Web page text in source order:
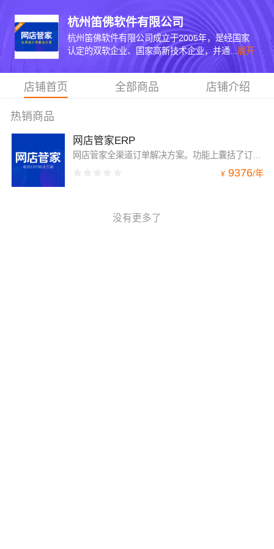
杭州笛佛软件有限公司
杭州笛佛软件有限公司成立于2005年，是经国家
认定的双软企业、国家高新技术企业，并通... 展开
店铺首页 全部商品 店铺介绍
热销商品
网店管家ERP
网店管家全渠道订单解决方案。功能上囊括了订单处理、生产加工、财务账款、供应链、仓储、门店管家(ePOS)、跨境以及CRM、OA等主要模块。
¥ 9376/年
没有更多了